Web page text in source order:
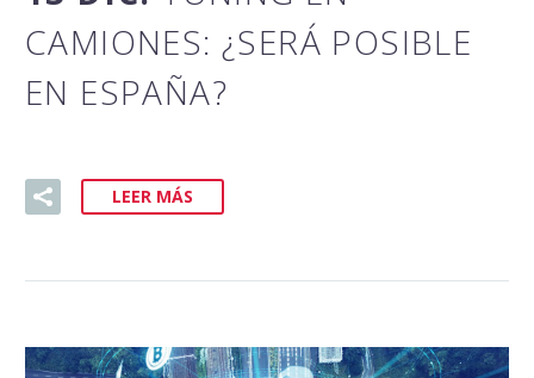
CAMIONES: ¿SERÁ POSIBLE
EN ESPAÑA?
LEER MÁS